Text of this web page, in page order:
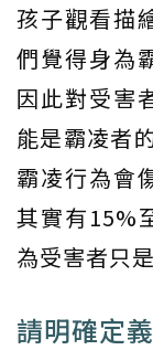
孩子觀看描
們覺得身為
因此對受害
能是霸凌者
霸凌行為會
其實有15%
為受害者只
請明確定